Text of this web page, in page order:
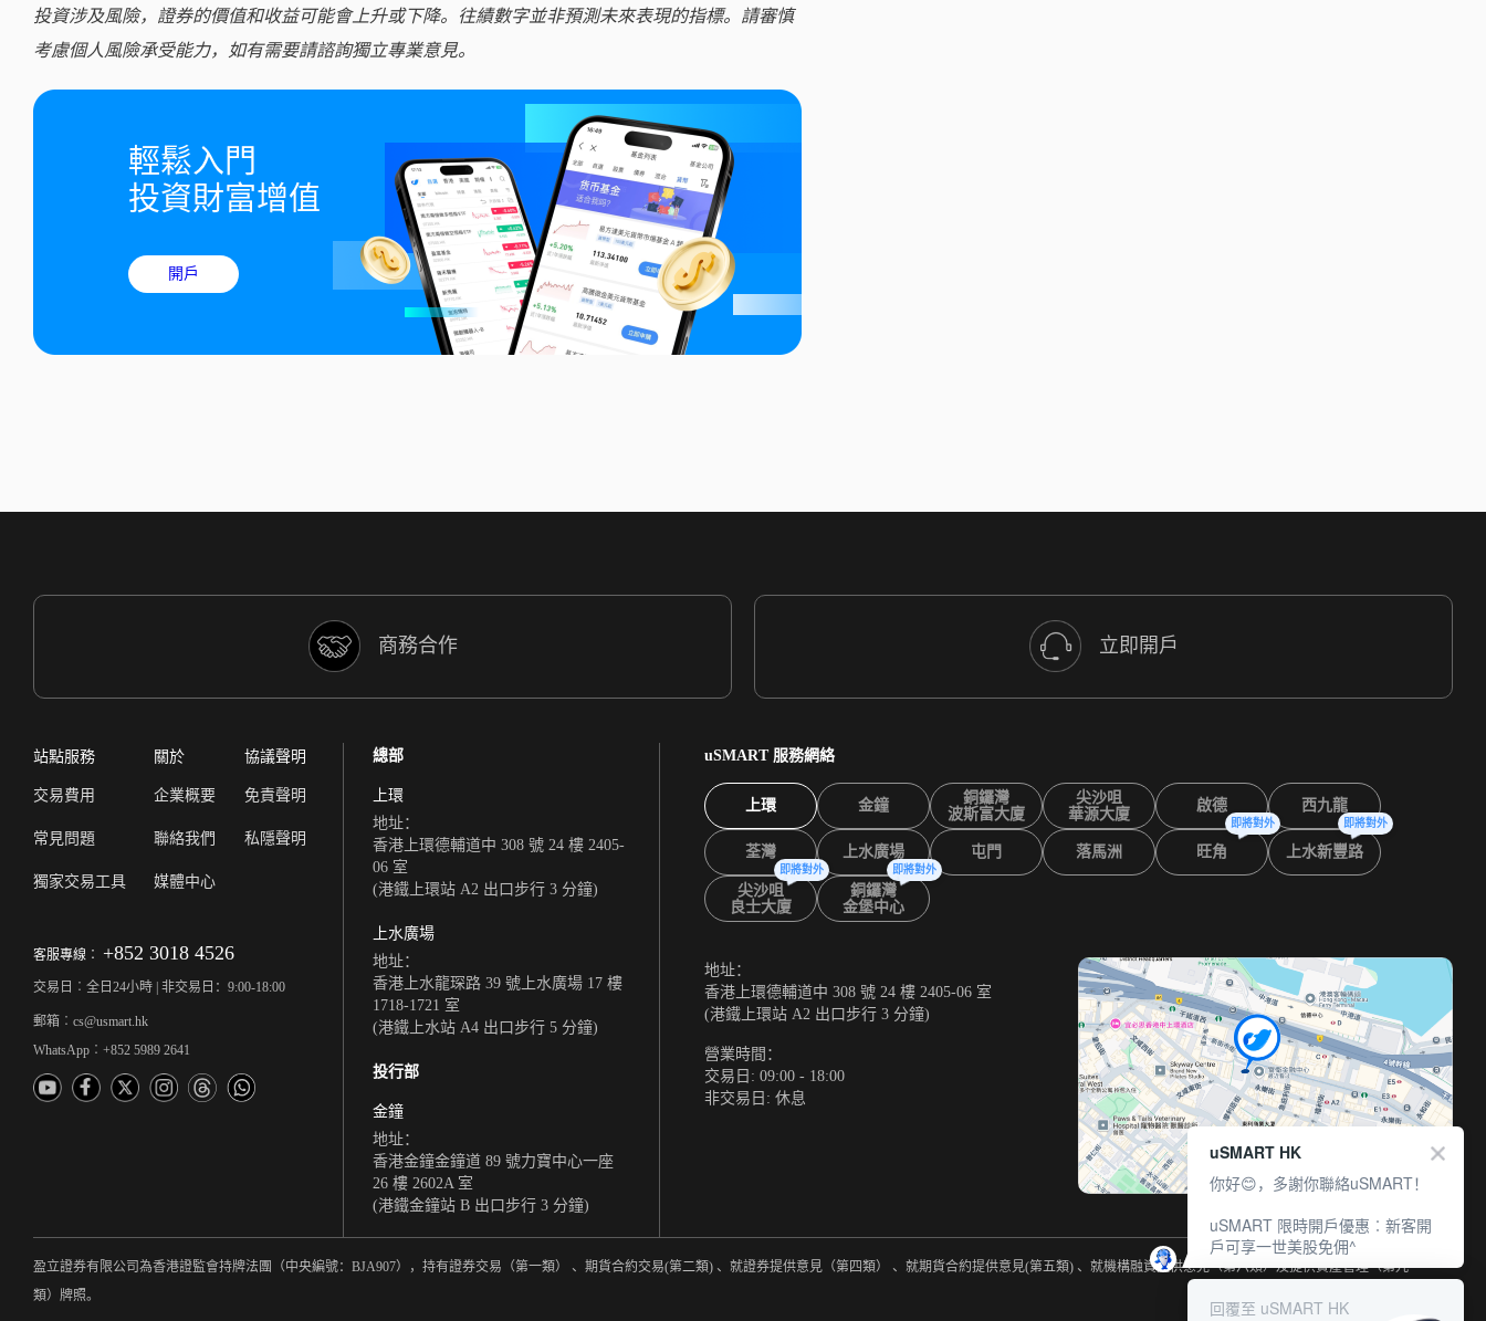
投資涉及風險，證券的價值和收益可能會上升或下降。往績數字並非預測未來表現的指標。請審慎
考慮個人風險承受能力，如有需要請諮詢獨立專業意見。
輕鬆入門
投資財富增值
開戶
商務合作 立即開戶
站點服務
交易費用
常見問題
獨家交易工具
關於
企業概要
聯絡我們
媒體中心
協議聲明
免責聲明
私隱聲明
客服專線︰ +852 3018 4526
交易日︰全日24小時 | 非交易日：9:00-18:00
郵箱︰cs@usmart.hk
WhatsApp︰+852 5989 2641
總部
上環
地址：
香港上環德輔道中 308 號 24 樓 2405-
06 室
(港鐵上環站 A2 出口步行 3 分鐘)
上水廣場
地址：
香港上水龍琛路 39 號上水廣場 17 樓
1718-1721 室
(港鐵上水站 A4 出口步行 5 分鐘)
投行部
金鐘
地址：
香港金鐘金鐘道 89 號力寶中心一座
26 樓 2602A 室
(港鐵金鐘站 B 出口步行 3 分鐘)
uSMART 服務網絡
上環 金鐘
銅鑼灣
波斯富大廈
尖沙咀
華源大廈
啟德 西九龍
荃灣 上水廣場 屯門 落馬洲 旺角
即將對外
上水新豐路
即將對外
尖沙咀
良士大廈
即將對外
銅鑼灣
金堡中心
即將對外
地址：
香港上環德輔道中 308 號 24 樓 2405-06 室
(港鐵上環站 A2 出口步行 3 分鐘)
營業時間：
交易日: 09:00 - 18:00
非交易日: 休息
盈立證券有限公司為香港證監會持牌法團（中央編號：BJA907），持有證券交易（第一類） 、期貨合約交易(第二類) 、就證券提供意見（第四類） 、就期貨合約提供意見(第五類) 、就機構融資提供意見（第六類）及提供資產管理（第九
類）牌照。
uSMART HK
你好😊，多謝你聯絡uSMART！
uSMART 限時開戶優惠︰新客開
戶可享一世美股免佣^
回覆至 uSMART HK